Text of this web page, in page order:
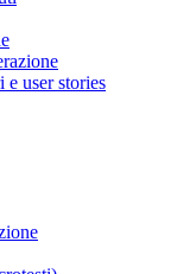
e user stories